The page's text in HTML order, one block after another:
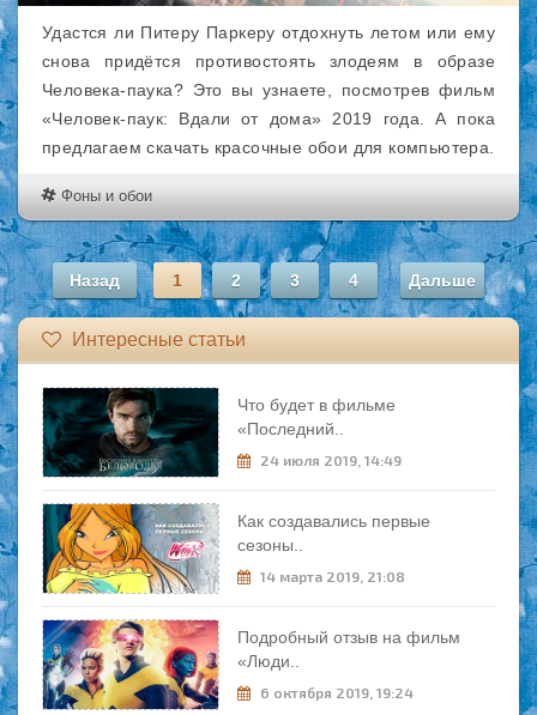
Удастся ли Питеру Паркеру отдохнуть летом или ему
снова придётся противостоять злодеям в образе
Человека-паука? Это вы узнаете, посмотрев фильм
«Человек-паук: Вдали от дома» 2019 года. А пока
предлагаем скачать красочные обои для компьютера.
Фоны и обои
Назад 1 2 3 4 Дальше
Интересные статьи
Что будет в фильме
«Последний..
24 июля 2019, 14:49
Как создавались первые
сезоны..
14 марта 2019, 21:08
Подробный отзыв на фильм
«Люди..
6 октября 2019, 19:24